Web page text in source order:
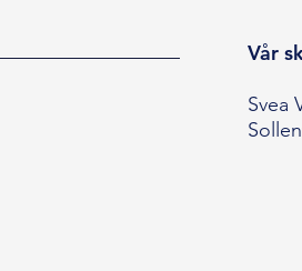
Vår
Svea